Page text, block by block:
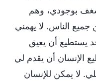
بوجودي، وهم
جميع الناس. لا يهمني
يستطيع أن يعيق
الإنسان أن يقدم لي
لا يمكن للإنسان